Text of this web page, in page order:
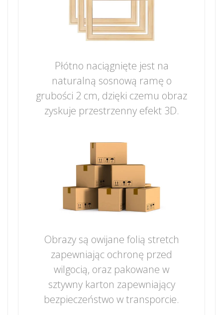
Płótno naciągnięte jest na
naturalną sosnową ramę o
grubości 2 cm, dzięki czemu obraz
zyskuje przestrzenny efekt 3D.
Obrazy są owijane folią stretch
zapewniając ochronę przed
wilgocią, oraz pakowane w
sztywny karton zapewniający
bezpieczeństwo w transporcie.